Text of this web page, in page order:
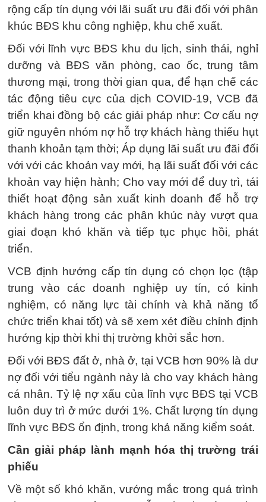
rộng cấp tín dụng với lãi suất ưu đãi đối với phân
khúc BĐS khu công nghiệp, khu chế xuất.
Đối với lĩnh vực BĐS khu du lịch, sinh thái, nghỉ
dưỡng và BĐS văn phòng, cao ốc, trung tâm
thương mại, trong thời gian qua, để hạn chế các
tác động tiêu cực của dịch COVID-19, VCB đã
triển khai đồng bộ các giải pháp như: Cơ cấu nợ
giữ nguyên nhóm nợ hỗ trợ khách hàng thiếu hụt
thanh khoản tạm thời; Áp dụng lãi suất ưu đãi đối
với với các khoản vay mới, hạ lãi suất đối với các
khoản vay hiện hành; Cho vay mới để duy trì, tái
thiết hoạt động sản xuất kinh doanh để hỗ trợ
khách hàng trong các phân khúc này vượt qua
giai đoạn khó khăn và tiếp tục phục hồi, phát
triển.
VCB định hướng cấp tín dụng có chọn lọc (tập
trung vào các doanh nghiệp uy tín, có kinh
nghiệm, có năng lực tài chính và khả năng tổ
chức triển khai tốt) và sẽ xem xét điều chỉnh định
hướng kịp thời khi thị trường khởi sắc hơn.
Đối với BĐS đất ở, nhà ở, tại VCB hơn 90% là dư
nợ đối với tiểu ngành này là cho vay khách hàng
cá nhân. Tỷ lệ nợ xấu của lĩnh vực BĐS tại VCB
luôn duy trì ở mức dưới 1%. Chất lượng tín dụng
lĩnh vực BĐS ổn định, trong khả năng kiểm soát.
Cần giải pháp lành mạnh hóa thị trường trái
phiếu
Về một số khó khăn, vướng mắc trong quá trình